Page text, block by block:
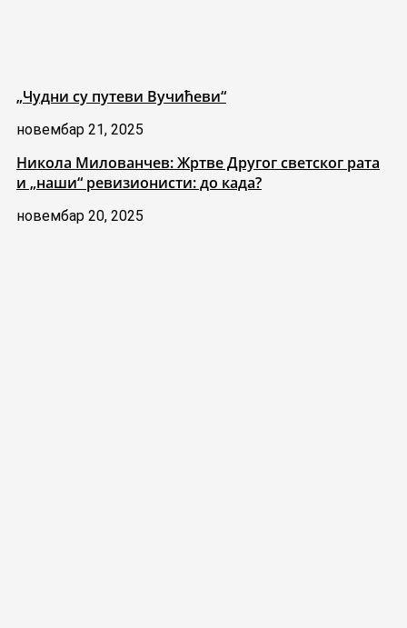
„Чудни су путеви Вучићеви“
новембар 21, 2025
Никола Милованчев: Жртве Другог светског рата
и „наши“ ревизионисти: до када?
новембар 20, 2025